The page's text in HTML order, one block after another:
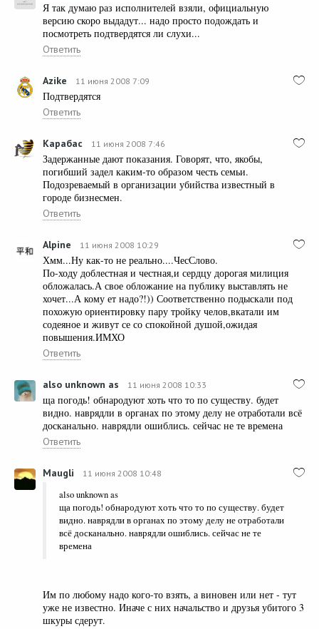
Я так думаю раз исполнителей взяли, официальную
версию скоро выдадут... надо просто подождать и
посмотреть подтвердятся ли слухи...
Ответить
Azike 11 июня 2008 7:09
Подтвердятся
Ответить
Карабас 11 июня 2008 7:46
Задержанные дают показания. Говорят, что, якобы,
погибший задел каким-то образом честь семьи.
Подозреваемый в организации убийства известный в
городе бизнесмен.
Ответить
Alpine 11 июня 2008 10:29
Хмм...Ну как-то не реально....ЧесСлово.
По-ходу доблестная и честная,и сердцу дорогая милиция
обложалась.А свое обложание на публику выставлять не
хочет...А кому ет надо?!)) Соответственно подыскали под
похожую ориентировку пару тройку челов,вкатали им
содеяное и живут се со спокойной душой,ожидая
повышения.ИМХО
Ответить
also unknown as 11 июня 2008 10:33
ща погодь! обнародуют хоть что то по существу. будет
видно. наврядли в органах по этому делу не отработали всё
досканально. наврядли ошиблись. сейчас не те времена
Ответить
Maugli 11 июня 2008 10:48
also unknown as
ща погодь! обнародуют хоть что то по существу. будет
видно. наврядли в органах по этому делу не отработали
всё досканально. наврядли ошиблись. сейчас не те
времена
Им по любому надо кого-то взять, а виновен или нет - тут
уже не известно. Иначе с них начальство и друзья убитого 3
шкуры сдерут.